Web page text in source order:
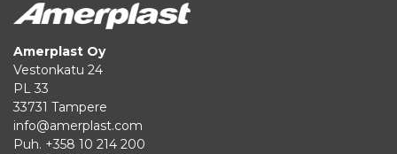
Amerplast Oy
Vestonkatu 24
PL 33
33731 Tampere
info@amerplast.com
Puh. +358 10 214 200